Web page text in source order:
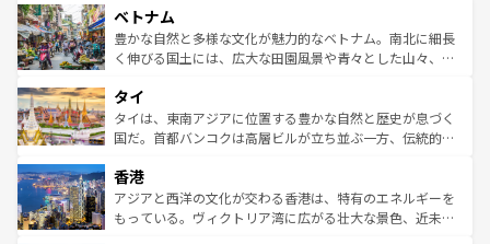
参照してほしい。
容にもいいと評判のスイーツなど、バラエティ豊かな料理
が味わえる。 なお、新着の台湾情報は コンテンツ一覧を参
照してほしい。
き、地方に足を延ばせば四季折々の自然美を楽しむことが
できる。そして、キムチや焼肉、絶品のストリートフード
まで、さまざまな韓国料理が待っている。夜には、韓国な
リティに包まれながら、韓国の多彩な魅力を心ゆくまで味
わってみてほしい。 なお、新着の韓国情報はコンテンツ一
覧を参照してほしい。
ベトナム
豊かな自然と多様な文化が魅力的なベトナム。南北に細長
く伸びる国土には、広大な田園風景や青々とした山々、世
急速な発展と共に伝統が息づく。ハノイの古い町並みやホ
ーチミン市のフランス統治時代の建物も、独特の雰囲気を
醸し出している。また、バラエティの豊かさとおいしさで
とつ。フォーやバインミー、ベトナムコーヒーなどは、ぜ
ひ現地で味わいたい。どの地域を訪れてもあたたかい人々
が旅行者を迎えてくれるので、きっと忘れられない旅にな
タイ
タイは、東南アジアに位置する豊かな自然と歴史が息づく
国だ。首都バンコクは高層ビルが立ち並ぶ一方、伝統的な
の活気が交差している。北部ではチェンマイなどの山岳地
帯で自然と触れ合い、南部ではプーケットやクラビの美し
いビーチでリゾート気分を楽しむことができる。タイ料理
香港
アジアと西洋の文化が交わる香港は、特有のエネルギーを
もっている。ヴィクトリア湾に広がる壮大な景色、近未来